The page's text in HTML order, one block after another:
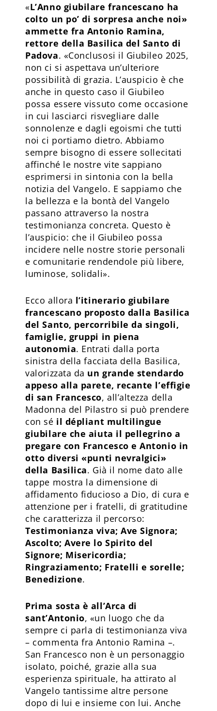
«L’Anno giubilare francescano ha
colto un po’ di sorpresa anche noi»
ammette fra Antonio Ramina,
rettore della Basilica del Santo di
Padova. «Conclusosi il Giubileo 2025,
non ci si aspettava un’ulteriore
possibilità di grazia. L’auspicio è che
anche in questo caso il Giubileo
possa essere vissuto come occasione
in cui lasciarci risvegliare dalle
sonnolenze e dagli egoismi che tutti
noi ci portiamo dietro. Abbiamo
sempre bisogno di essere sollecitati
affinché le nostre vite sappiano
esprimersi in sintonia con la bella
notizia del Vangelo. E sappiamo che
la bellezza e la bontà del Vangelo
passano attraverso la nostra
testimonianza concreta. Questo è
l’auspicio: che il Giubileo possa
incidere nelle nostre storie personali
e comunitarie rendendole più libere,
luminose, solidali».
Ecco allora l’itinerario giubilare
francescano proposto dalla Basilica
del Santo, percorribile da singoli,
famiglie, gruppi in piena
autonomia. Entrati dalla porta
sinistra della facciata della Basilica,
valorizzata da un grande stendardo
appeso alla parete, recante l’effigie
di san Francesco, all’altezza della
Madonna del Pilastro si può prendere
con sé il dépliant multilingue
giubilare che aiuta il pellegrino a
pregare con Francesco e Antonio in
otto diversi «punti nevralgici»
della Basilica. Già il nome dato alle
tappe mostra la dimensione di
affidamento fiducioso a Dio, di cura e
attenzione per i fratelli, di gratitudine
che caratterizza il percorso:
Testimonianza viva; Ave Signora;
Ascolto; Avere lo Spirito del
Signore; Misericordia;
Ringraziamento; Fratelli e sorelle;
Benedizione.
Prima sosta è all’Arca di
sant’Antonio, «un luogo che da
sempre ci parla di testimonianza viva
– commenta fra Antonio Ramina –.
San Francesco non è un personaggio
isolato, poiché, grazie alla sua
esperienza spirituale, ha attirato al
Vangelo tantissime altre persone
dopo di lui e insieme con lui. Anche